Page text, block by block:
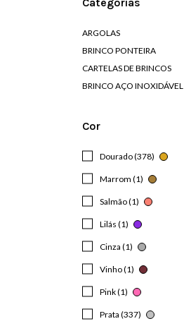
ARGOLAS
BRINCO PONTEIRA
CARTELAS DE BRINCOS
BRINCO AÇO INOXIDÁVEL
Cor
Dourado (378)
Marrom (1)
Salmão (1)
Lilás (1)
Cinza (1)
Vinho (1)
Pink (1)
Prata (337)